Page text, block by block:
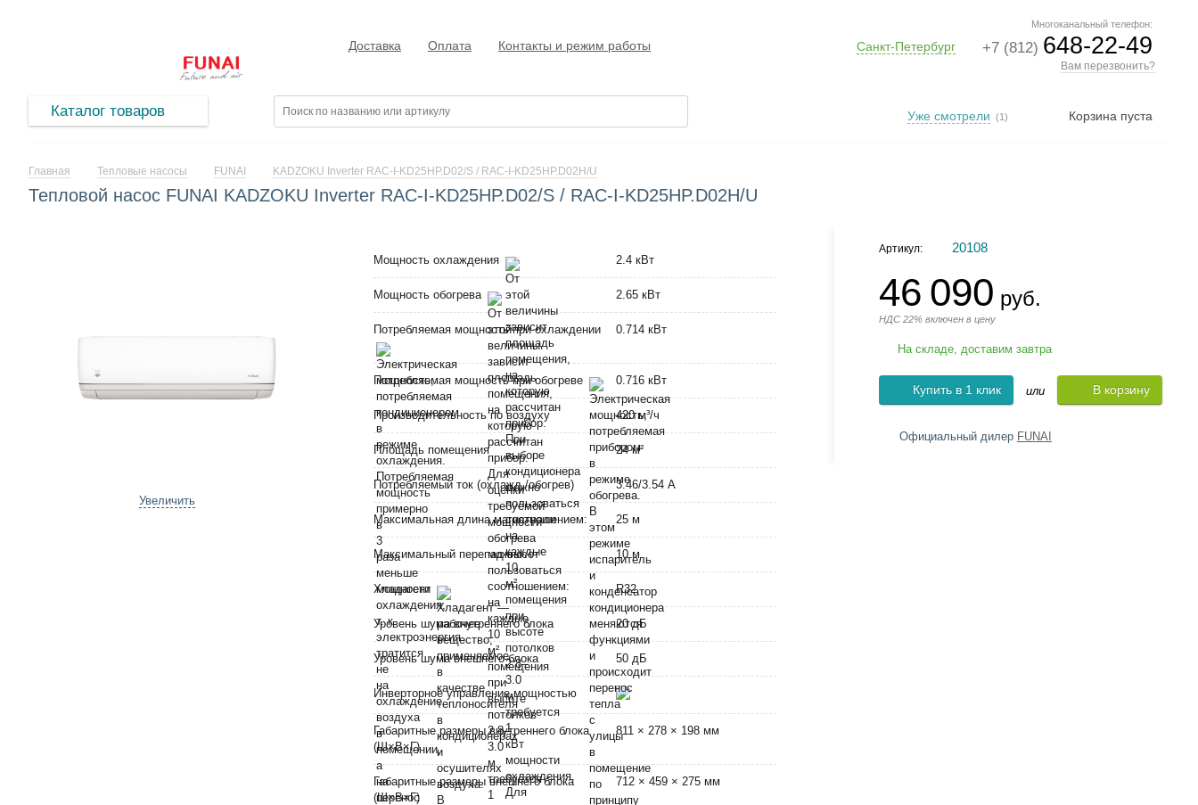
Многоканальный телефон:
+7 (812) 648-22-49
Вам перезвонить?
Санкт-Петербург
Доставка Оплата Контакты и режим работы
Каталог товаров Корзина пуста
Уже смотрели (1)
Главная Тепловые насосы FUNAI KADZOKU Inverter RAC-I-KD25HP.D02/S / RAC-I-KD25HP.D02H/U
Тепловой насос FUNAI KADZOKU Inverter RAC-I-KD25HP.D02/S / RAC-I-KD25HP.D02H/U
Увеличить
Мощность охлаждения 2.4 кВт
Мощность обогрева 2.65 кВт
Потребляемая мощность при охлаждении 0.714 кВт
Потребляемая мощность при обогреве 0.716 кВт
Производительность по воздуху 420 м³/ч
Площадь помещения 24 м²
Потребляемый ток (охлажд./обогрев) 3.46/3.54 А
Максимальная длина магистрали 25 м
Максимальный перепад высот 10 м
Хладагент R32
Уровень шума внутреннего блока 20 дБ
Уровень шума внешнего блока 50 дБ
Инверторное управление мощностью
Габаритные размеры внутреннего блока
(Ш×В×Г)
811 × 278 × 198 мм
Габаритные размеры внешнего блока
(Ш×В×Г)
712 × 459 × 275 мм
Артикул: 20108
46 090 руб.
НДС 22% включен в цену
На складе, доставим завтра
Купить в 1 клик или В корзину
Официальный дилер FUNAI